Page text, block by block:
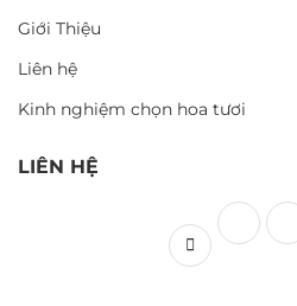
Giới Thiệu
Liên hệ
Kinh nghiệm chọn hoa tươi
LIÊN HỆ